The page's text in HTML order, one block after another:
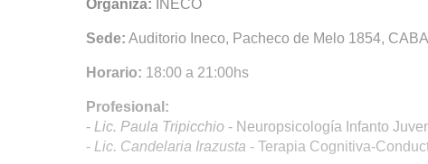
Organiza: INECO
Sede: Auditorio Ineco, Pacheco de Melo 1854, CABA
Horario: 18:00 a 21:00hs
Profesional:
- Lic. Paula Tripicchio - Neuropsicología Infanto
- Lic. Candelaria Irazusta - Terapia Cognitiva-